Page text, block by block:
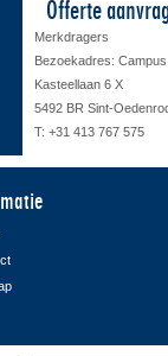
Offerte
Merkdragers
Bezoekadres:
Kasteellaan 6 X
5492 BR Sint-
T: +31 413 767 575